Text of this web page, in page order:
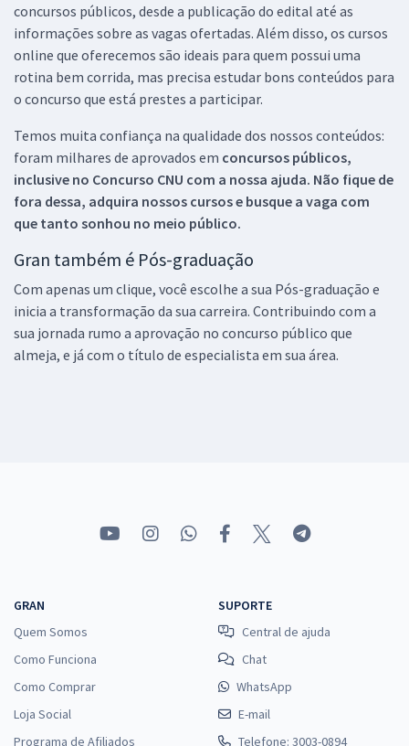
concursos públicos, desde a publicação do edital até as
informações sobre as vagas ofertadas. Além disso, os cursos
online que oferecemos são ideais para quem possui uma
rotina bem corrida, mas precisa estudar bons conteúdos para
o concurso que está prestes a participar.
Temos muita confiança na qualidade dos nossos conteúdos:
foram milhares de aprovados em concursos públicos,
inclusive no Concurso CNU com a nossa ajuda. Não fique de
fora dessa, adquira nossos cursos e busque a vaga com
que tanto sonhou no meio público.
Gran também é Pós-graduação
Com apenas um clique, você escolhe a sua Pós-graduação e
inicia a transformação da sua carreira. Contribuindo com a
sua jornada rumo a aprovação no concurso público que
almeja, e já com o título de especialista em sua área.
GRAN
Quem Somos
Como Funciona
Como Comprar
Loja Social
Programa de Afiliados
SUPORTE
Central de ajuda
Chat
WhatsApp
E-mail
Telefone: 3003-0894